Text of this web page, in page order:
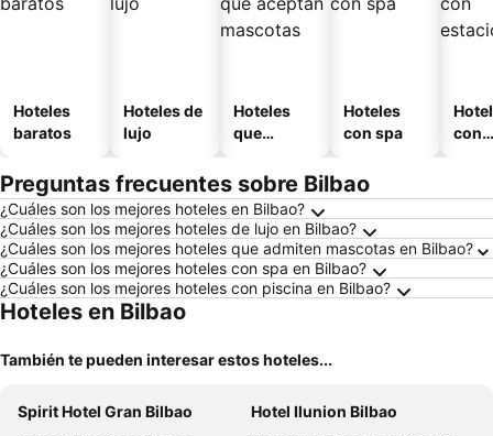
Hoteles
baratos
Hoteles de
lujo
Hoteles
que
mascotas
Hoteles
con spa
con
Preguntas frecuentes sobre Bilbao
¿Cuáles son los mejores hoteles en Bilbao?
¿Cuáles son los mejores hoteles de lujo en Bilbao?
¿Cuáles son los mejores hoteles que admiten mascotas en Bilbao?
¿Cuáles son los mejores hoteles con spa en Bilbao?
¿Cuáles son los mejores hoteles con piscina en Bilbao?
Hoteles en Bilbao
También te pueden interesar estos hoteles...
Spirit Hotel Gran Bilbao
Hotel Ilunion Bilbao